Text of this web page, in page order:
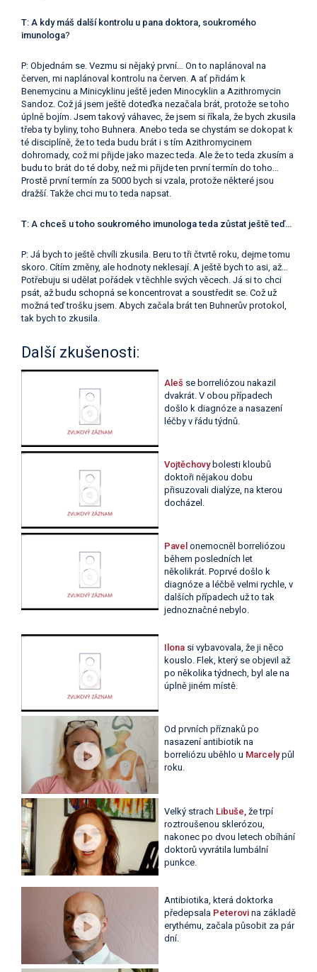
T: A kdy máš další kontrolu u pana doktora, soukromého
imunologa?
P: Objednám se. Vezmu si nějaký první… On to naplánoval na
červen, mi naplánoval kontrolu na červen. A ať přidám k
Benemycinu a Minicyklinu ještě jeden Minocyklin a Azithromycin
Sandoz. Což já jsem ještě doteďka nezačala brát, protože se toho
úplně bojím. Jsem takový váhavec, že jsem si říkala, že bych zkusila
třeba ty byliny, toho Buhnera. Anebo teda se chystám se dokopat k
té disciplíně, že to teda budu brát i s tím Azithromycinem
dohromady, což mi přijde jako mazec teda. Ale že to teda zkusím a
budu to brát do té doby, než mi přijde ten první termín do toho…
Prostě první termín za 5000 bych si vzala, protože některé jsou
dražší. Takže chci mu to teda napsat.
T: A chceš u toho soukromého imunologa teda zůstat ještě teď…
P: Já bych to ještě chvíli zkusila. Beru to tři čtvrtě roku, dejme tomu
skoro. Cítím změny, ale hodnoty neklesají. A ještě bych to asi, až…
Potřebuju si udělat pořádek v těchhle svých věcech. Já si to chci
psát, až budu schopná se koncentrovat a soustředit se. Což už
možná teď trošku jsem. Abych začala brát ten Buhnerův protokol,
tak bych to zkusila.
Další zkušenosti:
Aleš se borreliózou nakazil
dvakrát. V obou případech
došlo k diagnóze a nasazení
léčby v řádu týdnů.
Vojtěchovy bolesti kloubů
doktoři nějakou dobu
přisuzovali dialýze, na kterou
docházel.
Pavel onemocněl borreliózou
během posledních let
několikrát. Poprvé došlo k
diagnóze a léčbě velmi rychle, v
dalších případech už to tak
jednoznačné nebylo.
Ilona si vybavovala, že ji něco
kouslo. Flek, který se objevil až
po několika týdnech, byl ale na
úplně jiném místě.
Od prvních příznaků po
nasazení antibiotik na
borreliózu uběhlo u Marcelypůl
roku.
Velký strach Libuše, že trpí
roztroušenou sklerózou,
nakonec po dvou letech obíhání
doktorů vyvrátila lumbální
punkce.
Antibiotika, která doktorka
předepsala Peterovi na základě
erythému, začala působit za pár
dní.